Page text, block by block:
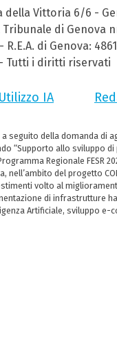
della Vittoria 6/6 -
di Genova
di Genova:
Tutti i diritti riservati
Utilizzo IA
a seguito della domanda
“Supporto allo sviluppo
Regionale FESR
nell’ambito del progetto
volto al
di infrastrutture
Artificiale, sviluppo e-